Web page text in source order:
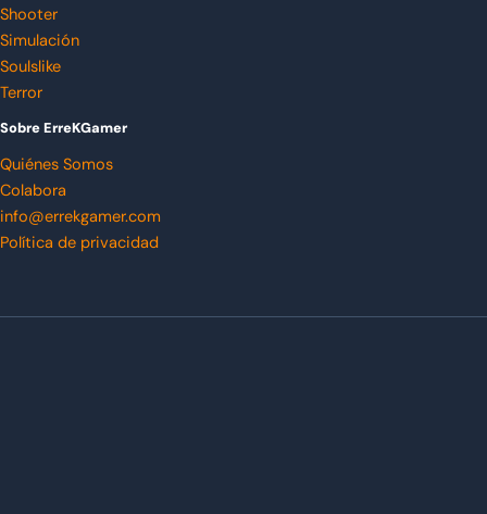
Shooter
Simulación
Soulslike
Terror
Sobre ErreKGamer
Quiénes Somos
Colabora
info@errekgamer.com
Política de privacidad